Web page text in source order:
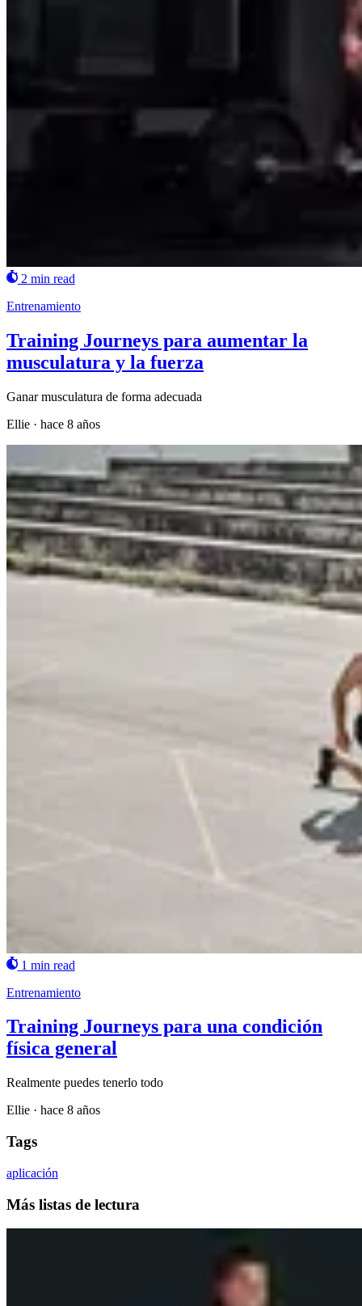
2 min read
Entrenamiento
Training Journeys para aumentar la
musculatura y la fuerza
Ganar musculatura de forma adecuada
Ellie · hace 8 años
1 min read
Entrenamiento
Training Journeys para una condición
física general
Realmente puedes tenerlo todo
Ellie · hace 8 años
Tags
aplicación
Más listas de lectura